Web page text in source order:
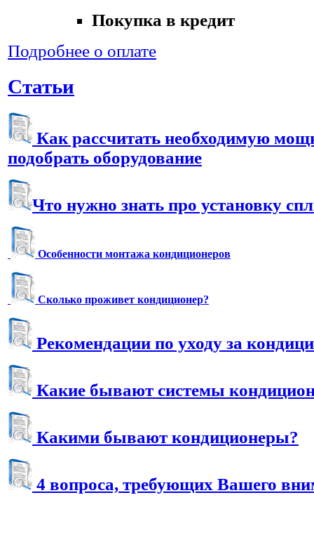
Покупка в кредит
Подробнее о оплате
Статьи
Как рассчитать необходимую
подобрать оборудование
Что нужно знать про установку
Особенности монтажа кондиционеров
Сколько проживет кондиционер?
Рекомендации по уходу за
Какие бывают системы
Какими бывают кондиционеры?
4 вопроса, требующих Вашего